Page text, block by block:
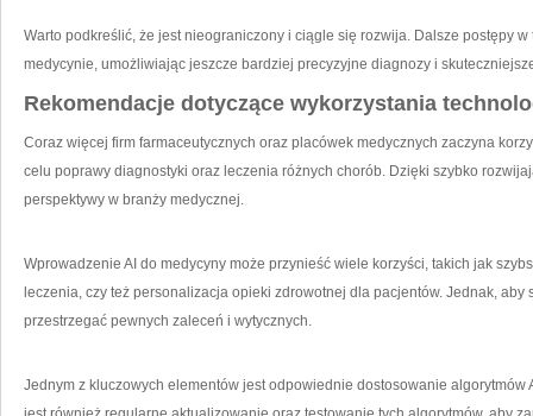
Warto‍ podkreślić, że jest nieograniczony i⁤ ciągle się rozwija. Dalsze postępy
medycynie, umożliwiając jeszcze bardziej precyzyjne diagnozy i​
Rekomendacje dotyczące wykorzystania
Coraz więcej firm⁢ farmaceutycznych oraz placówek medycznych zaczyna
celu poprawy diagnostyki oraz ⁤leczenia różnych chorób. Dzięki szybko
perspektywy‍ w branży medycznej.
Wprowadzenie AI do medycyny może przynieść wiele korzyści, takich jak
leczenia, ⁤czy też personalizacja opieki zdrowotnej‍ dla pacjentów. Jednak,
przestrzegać pewnych zaleceń i ⁢wytycznych.
Jednym⁢ z ​kluczowych ⁢elementów jest ⁤odpowiednie dostosowanie algorytmów